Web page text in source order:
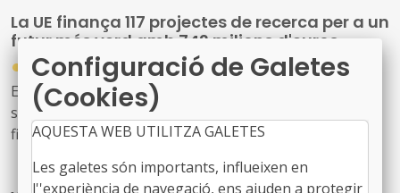
La UE finança 117 projectes de recerca per a un
futur més verd amb 742 milions d'euros
●
30/07/2026
Els projectes, que ja han signat els convenis de
subvenció amb la Comissió, compten amb un
finançament conjunt de 742,5 milions d'euros i
front a la degradació ambiental, ajudant a revertir la
Configuració de Galetes
(Cookies)
AQUESTA WEB UTILITZA GALETES
Les galetes són importants, influeixen en
l''experiència de navegació, ens ajuden a protegir